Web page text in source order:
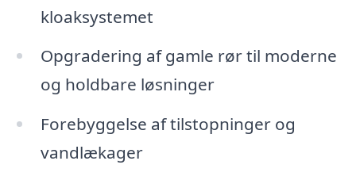
kloaksystemet
Opgradering af gamle rør til moderne
og holdbare løsninger
Forebyggelse af tilstopninger og
vandlækager